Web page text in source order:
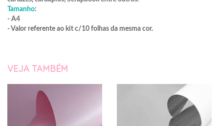
Tamanho:
- A4
- Valor referente ao kit c/10 folhas da mesma cor.
VEJA TAMBÉM